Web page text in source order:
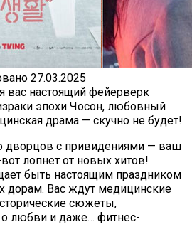
27.03.2025
вас настоящий фейерверк
эпохи Чосон, любовный
драма — скучно не будет!
дворцов с привидениями — ваш
лопнет от новых хитов!
быть настоящим праздником
дорам. Вас ждут медицинские
сюжеты,
о любви и даже… фитнес-